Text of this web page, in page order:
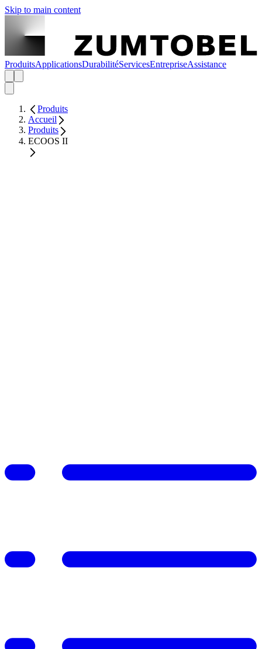
Skip to main content
ProduitsApplicationsDurabilitéServicesEntrepriseAssistance
Produits
Accueil
Produits
ECOOS II